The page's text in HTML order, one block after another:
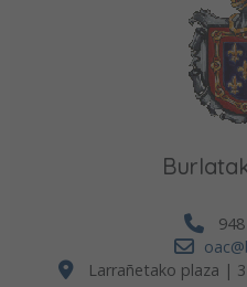
Larrañetako plaza |